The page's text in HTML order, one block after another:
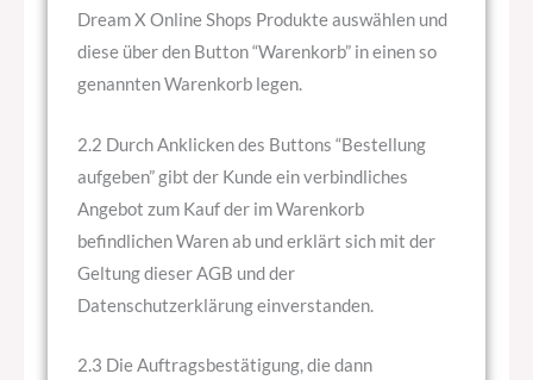
Dream X Online Shops Produkte auswählen und
diese über den Button “Warenkorb” in einen so
genannten Warenkorb legen.
2.2 Durch Anklicken des Buttons “Bestellung
aufgeben” gibt der Kunde ein verbindliches
Angebot zum Kauf der im Warenkorb
befindlichen Waren ab und erklärt sich mit der
Geltung dieser AGB und der
Datenschutzerklärung einverstanden.
2.3 Die Auftragsbestätigung, die dann